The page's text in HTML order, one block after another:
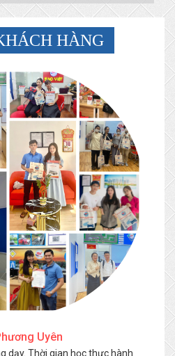
HÀNG
Uyên
dạy. Thời gian học thực hành